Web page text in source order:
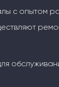
с опытом